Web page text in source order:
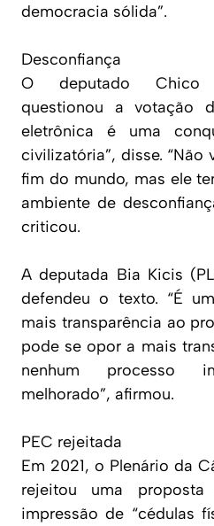
democracia sólida”.
Desconfiança
O deputado Chico
questionou a votação
eletrônica é uma
civilizatória”, disse.
fim do mundo, mas ele
ambiente de
criticou.
A deputada Bia Kicis
defendeu o texto. “É
mais transparência ao
pode se opor a mais
nenhum processo
melhorado”, afirmou.
PEC rejeitada
Em 2021, o Plenário da
rejeitou uma
impressão de “cédulas